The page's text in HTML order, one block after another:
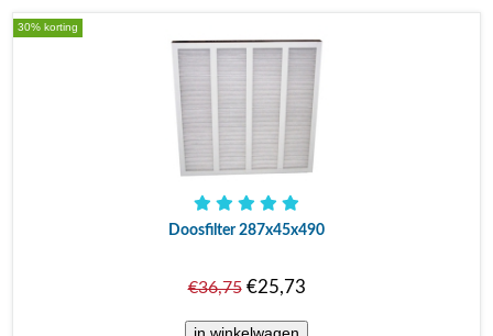
30% korting
Doosfilter 287x45x490
€36,75€25,73